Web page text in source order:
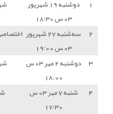
جم پارس جنوبی جم
نیروی زمینی نیروی زمینی تهران
جم پارس جنوبی جم
مس شهربابک